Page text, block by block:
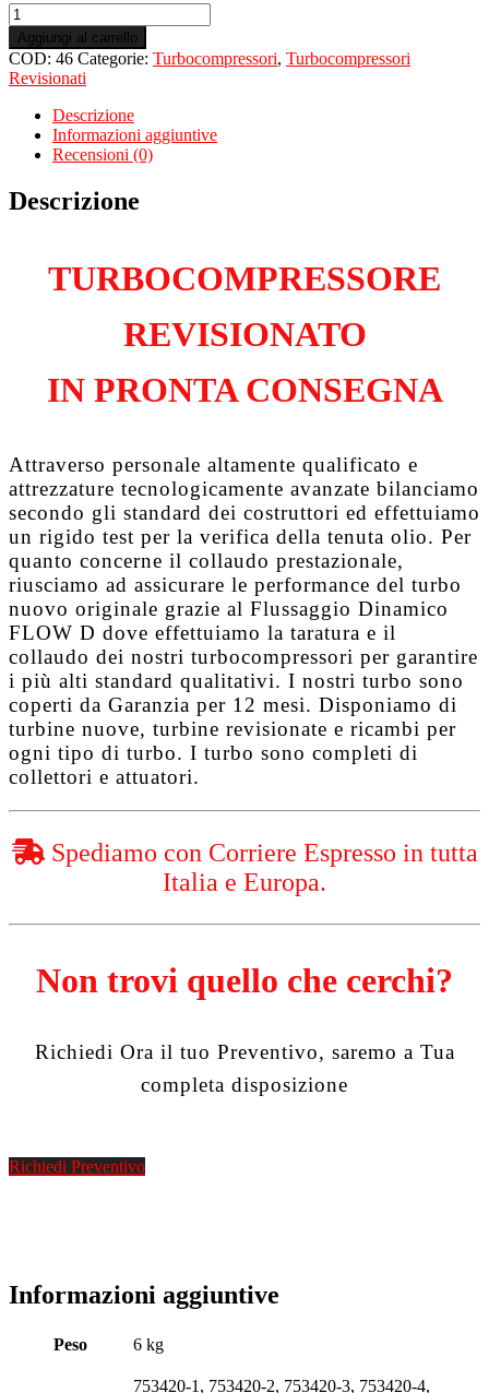
Turbo
Revisionato
per
CITROEN
C4
HDiFAP
DV6TED4
quantità
Aggiungi al carrello
COD: 46 Categorie: Turbocompressori, Turbocompressori
Revisionati
Descrizione
Informazioni aggiuntive
Recensioni (0)
Descrizione
TURBOCOMPRESSORE
REVISIONATO
IN PRONTA CONSEGNA
Attraverso personale altamente qualificato e
attrezzature tecnologicamente avanzate bilanciamo
secondo gli standard dei costruttori ed effettuiamo
un rigido test per la verifica della tenuta olio. Per
quanto concerne il collaudo prestazionale,
riusciamo ad assicurare le performance del turbo
nuovo originale grazie al Flussaggio Dinamico
FLOW D dove effettuiamo la taratura e il
collaudo dei nostri turbocompressori per garantire
i più alti standard qualitativi. I nostri turbo sono
coperti da Garanzia per 12 mesi. Disponiamo di
turbine nuove, turbine revisionate e ricambi per
ogni tipo di turbo. I turbo sono completi di
collettori e attuatori.
Spediamo con Corriere Espresso in tutta
Italia e Europa.
Non trovi quello che cerchi?
Richiedi Ora il tuo Preventivo, saremo a Tua
completa disposizione
Richiedi Preventivo
Informazioni aggiuntive
Peso 6 kg
753420-1, 753420-2, 753420-3, 753420-4,